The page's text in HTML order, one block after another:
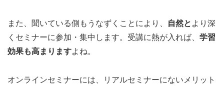
また、聞いている側もうなずくことにより、 自然と より深
くセミナーに参加・集中します。受講に熱が入れば、 学習
効果も高まりますよね。
オンラインセミナーには、リアルセミナーにないメリット